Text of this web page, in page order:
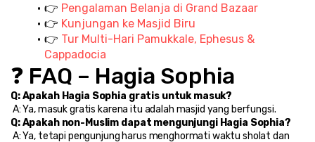
👉 Pengalaman Belanja di Grand Bazaar
👉 Kunjungan ke Masjid Biru
👉 Tur Multi-Hari Pamukkale, Ephesus &
Cappadocia
❓ FAQ – Hagia Sophia
Q: Apakah Hagia Sophia gratis untuk masuk?
A: Ya, masuk gratis karena itu adalah masjid yang berfungsi.
Q: Apakah non-Muslim dapat mengunjungi Hagia Sophia?